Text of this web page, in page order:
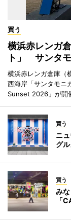
買う
横浜赤レンガ
ト」 サンタ
横浜赤レンガ倉庫（
西海岸「サンタモニ
Sunset 2026」が開
買う
ニ
グ
買う
み
「